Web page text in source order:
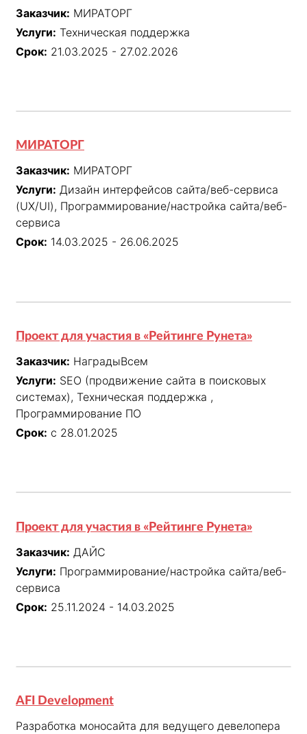
Заказчик: МИРАТОРГ
Услуги: Техническая поддержка
Срок: 21.03.2025 - 27.02.2026
МИРАТОРГ
Заказчик: МИРАТОРГ
Услуги: Дизайн интерфейсов сайта/веб-сервиса
(UX/UI), Программирование/настройка сайта/веб-
сервиса
Срок: 14.03.2025 - 26.06.2025
Проект для участия в «Рейтинге Рунета»
Заказчик: НаградыВсем
Услуги: SEO (продвижение сайта в поисковых
системах), Техническая поддержка ,
Программирование ПО
Срок: с 28.01.2025
Проект для участия в «Рейтинге Рунета»
Заказчик: ДАЙС
Услуги: Программирование/настройка сайта/веб-
сервиса
Срок: 25.11.2024 - 14.03.2025
AFI Development
Разработка моносайта для ведущего девелопера